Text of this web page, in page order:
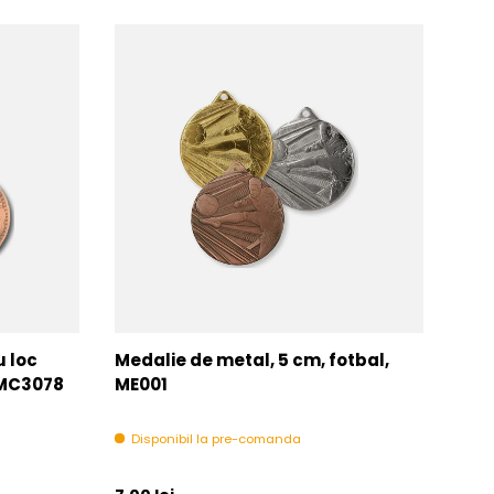
loc
Medalie de metal, 5 cm, fotbal,
ME001
Disponibil la pre-comanda